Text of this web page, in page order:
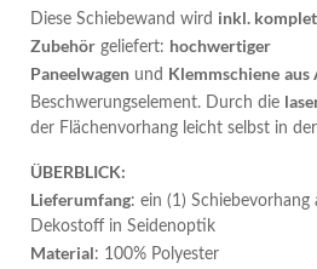
Diese Schiebewand wird inkl.
Zubehör geliefert: hochwertiger
Paneelwagen und Klemmschiene aus
Beschwerungselement. Durch die
der Flächenvorhang leicht selbst in
ÜBERBLICK:
Lieferumfang: ein (1)
Dekostoff in Seidenoptik
Material: 100% Polyester